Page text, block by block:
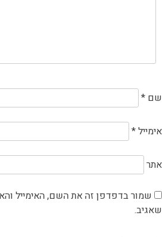
שם *
אימייל*
אתר
שמור בדפדפן זה את השם, האימייל
שאגיב.